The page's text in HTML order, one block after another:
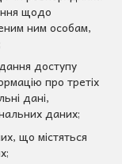
щодо
ним особам,
доступу
про третіх
дані,
даних;
що містяться